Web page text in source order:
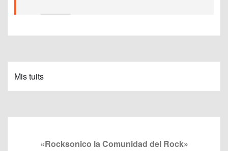
Mis tuits
«Rocksonico la Comunidad del Rock»